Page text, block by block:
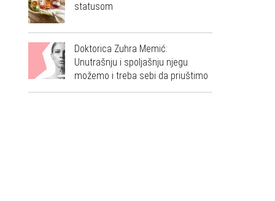
statusom
Doktorica Zuhra Memić:
Unutrašnju i spoljašnju njegu
možemo i treba sebi da priuštimo